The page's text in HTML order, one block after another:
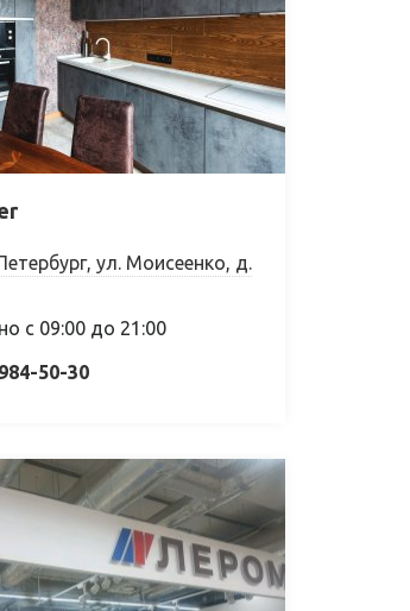
ул. Моисеенко, д.
с 09:00 до 21:00
50-30